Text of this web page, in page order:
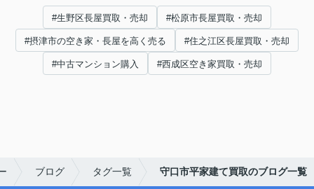
#生野区長屋買取・売却 #松原市長屋買取・売却
#摂津市の空き家・長屋を高く売る #住之江区長屋買取・売却
#中古マンション購入 #西成区空き家買取・売却
ブログ タグ一覧 守口市平家建て買取のブログ一覧